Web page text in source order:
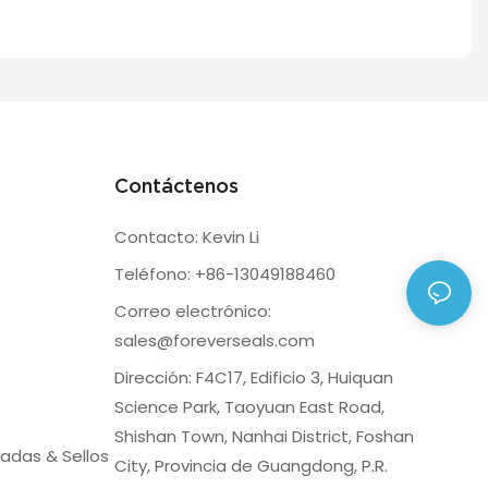
& Sellos
Contáctenos
Contacto: Kevin Li
Teléfono: +86-13049188460
Correo electrónico:
sales@foreverseals.com
Dirección: F4C17, Edificio 3, Huiquan
Science Park, Taoyuan East Road,
Shishan Town, Nanhai District, Foshan
City, Provincia de Guangdong, P.R.